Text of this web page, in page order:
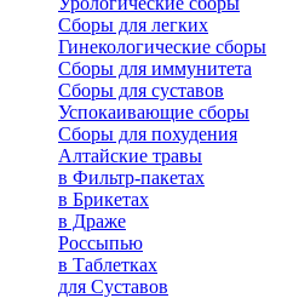
Сборы для легких
Гинекологические сборы
Сборы для иммунитета
Сборы для суставов
Успокаивающие сборы
Сборы для похудения
Алтайские травы
в Фильтр-пакетах
в Брикетах
в Драже
Россыпью
в Таблетках
для Cуставов